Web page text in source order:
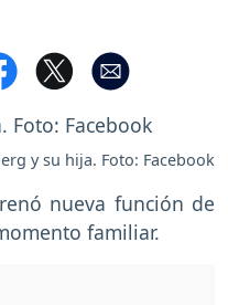
y su hija. Foto: Facebook
nueva función de
familiar.